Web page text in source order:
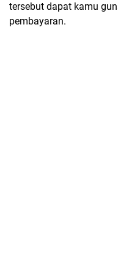
tersebut dapat kamu
pembayaran.